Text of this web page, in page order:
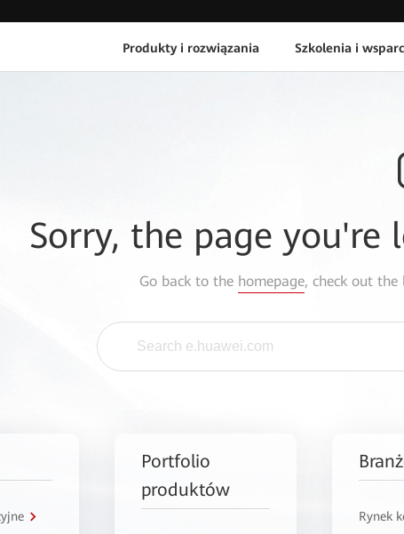
Produkty i rozwiązania Szkolenia i
Sorry, the page
Go back to the homepage, check out the
Portfolio
produktów
Rynek